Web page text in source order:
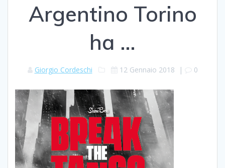
Argentino Torino
ha …
Giorgio Cordeschi 12 Gennaio 2018 | 0